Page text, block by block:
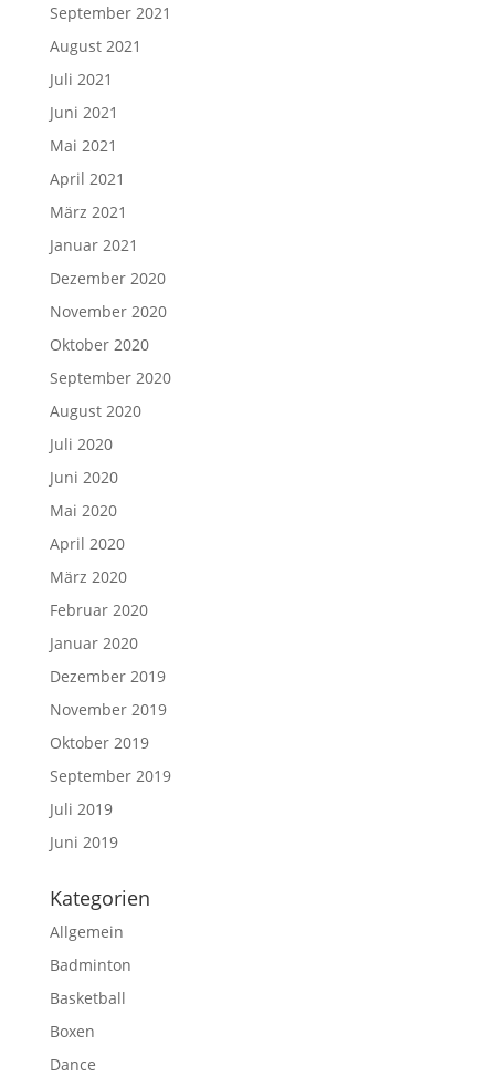
September 2021
August 2021
Juli 2021
Juni 2021
Mai 2021
April 2021
März 2021
Januar 2021
Dezember 2020
November 2020
Oktober 2020
September 2020
August 2020
Juli 2020
Juni 2020
Mai 2020
April 2020
März 2020
Februar 2020
Januar 2020
Dezember 2019
November 2019
Oktober 2019
September 2019
Juli 2019
Juni 2019
Kategorien
Allgemein
Badminton
Basketball
Boxen
Dance